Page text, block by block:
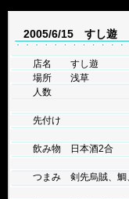
2005/6/15 すし遊
店名 すし遊
場所 浅草
人数
先付け
飲み物 日本酒2合
つまみ 剣先烏賊、鯛